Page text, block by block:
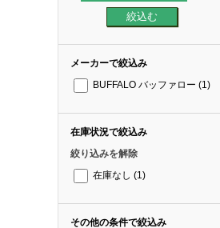
メーカーで絞込み
BUFFALO バッファロー (1)
在庫状況で絞込み
絞り込みを解除
在庫なし (1)
その他の条件で絞込み